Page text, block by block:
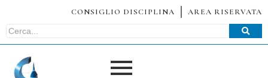
CONSIGLIO DISCIPLINA AREA RISERVATA